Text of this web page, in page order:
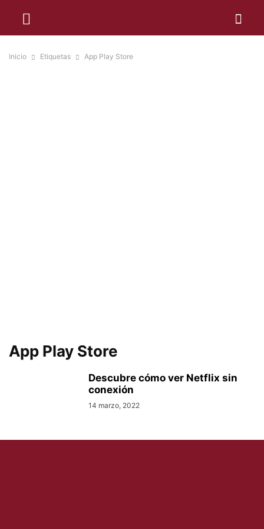
Inicio Etiquetas App Play Store
App Play Store
Descubre cómo ver Netflix sin
conexión
14 marzo, 2022